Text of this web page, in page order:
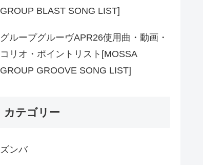
GROUP BLAST SONG LIST]
グループグルーヴAPR26使用曲・動画・
コリオ・ポイントリスト[MOSSA
GROUP GROOVE SONG LIST]
カテゴリー
ズンバ